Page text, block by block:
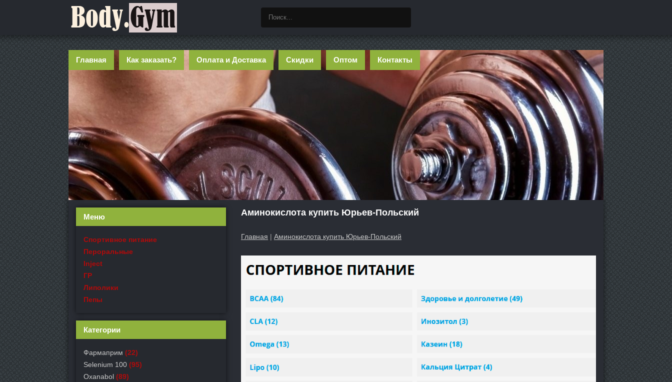
Главная Как заказать? Оплата и Доставка Скидки Оптом Контакты
Аминокислота купить Юрьев-Польский
Главная | Аминокислота купить Юрьев-Польский
Меню
Спортивное питание
Пероральные
Inject
ГР
Липолики
Пепы
Категории
Фармаприм (22)
Selenium 100 (95)
Oxanabol (89)